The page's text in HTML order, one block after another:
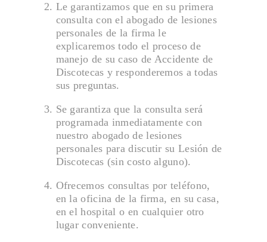
UBER LYFT TRANSPORTE COMPARTIDO
VERÍDICOS Y ACUERDOS
VÍDEOS TESTIMONIALES
Le garantizamos que en su primera
consulta con el abogado de lesiones
personales de la firma le
explicaremos todo el proceso de
manejo de su caso de Accidente de
Discotecas y responderemos a todas
sus preguntas.
Se garantiza que la consulta será
programada inmediatamente con
nuestro abogado de lesiones
personales para discutir su Lesión de
Discotecas (sin costo alguno).
Ofrecemos consultas por teléfono,
en la oficina de la firma, en su casa,
en el hospital o en cualquier otro
lugar conveniente.